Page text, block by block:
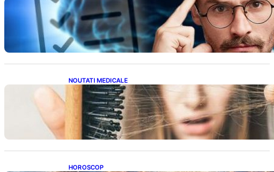
Inteligența dincolo de note: Semnele unui IQ
ridicat care nu țin de școală
NOUTATI MEDICALE
Semnele unei deficiențe de proteine:
Impactul asupra sănătății tale
HOROSCOP